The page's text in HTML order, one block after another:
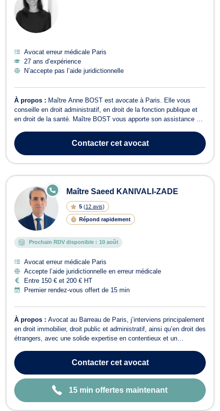
Avocat erreur médicale Paris
27 ans d’expérience
N’accepte pas l’aide juridictionnelle
À propos : Maître Anne BOST est avocate à Paris. Elle vous
conseille en droit administratif, en droit de la fonction publique et
en droit de la santé. Maître BOST vous apporte son assistance en
l’administration dans son ensemble. Elle vous accompagne dans
les litiges en m...
Contactercet avocat
Maître Saeed KANIVALI-ZADE
5 (12 avis)
Répond rapidement
E
N
E
Prochain RDV disponible : 10 août
Avocat erreur médicale Paris
Accepte l’aide juridictionnelle en erreur médicale
Entre 150 € et 200 € HT
Premier rendez-vous offert de 15 min
À propos : Avocat au Barreau de Paris, j’interviens principalement
en droit immobilier, droit public et administratif, ainsi qu’en droit des
étrangers, avec une solide expertise en contentieux et un
administratives. 🔹 Droit immobilier Je vous assiste dans tous les
domaine...
Contactercet avocat
15 min offertes maintenant